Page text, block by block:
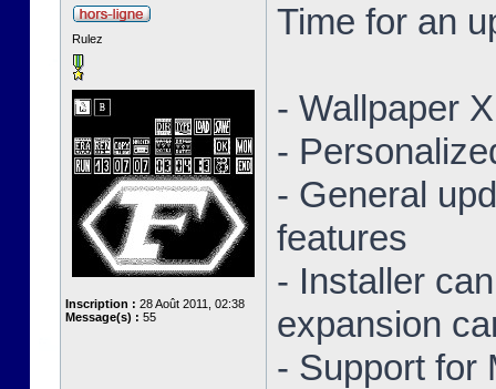
Rulez
Inscription : 28 Août 2011, 02:38
Message(s) : 55
Time for an
- Wallpaper
-
- General
features
- Installer
expansion
- Support for